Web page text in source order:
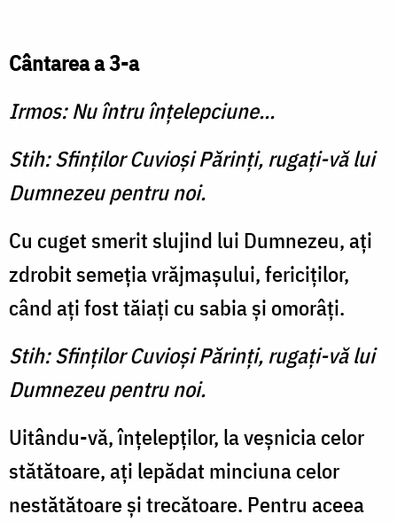
Cântarea a 3-a
Irmos: Nu întru înţelepciune...
Stih: Sfinţilor Cuvioşi Părinţi, rugaţi-vă lui
Dumnezeu pentru noi.
Cu cuget smerit slujind lui Dumnezeu, aţi
zdrobit semeţia vrăjmaşului, fericiţilor,
când aţi fost tăiaţi cu sabia şi omorâţi.
Stih: Sfinţilor Cuvioşi Părinţi, rugaţi-vă lui
Dumnezeu pentru noi.
Uitându-vă, înţelepţilor, la veşnicia celor
stătătoare, aţi lepădat minciuna celor
nestătătoare şi trecătoare. Pentru aceea